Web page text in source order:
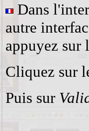
Dans
autre
appuyez sur
Cliquez sur
Puis sur